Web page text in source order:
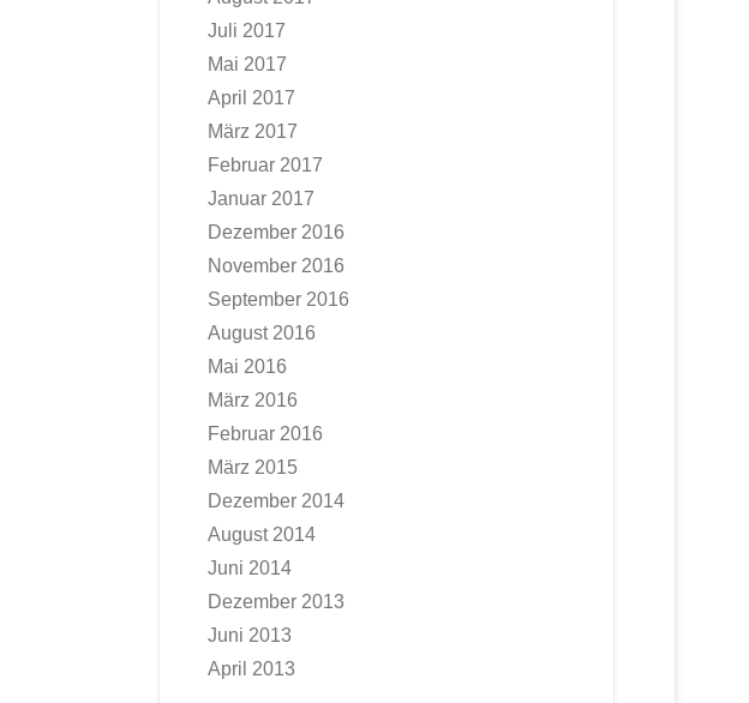
Juli 2017
Mai 2017
April 2017
März 2017
Februar 2017
Januar 2017
Dezember 2016
November 2016
September 2016
August 2016
Mai 2016
März 2016
Februar 2016
März 2015
Dezember 2014
August 2014
Juni 2014
Dezember 2013
Juni 2013
April 2013